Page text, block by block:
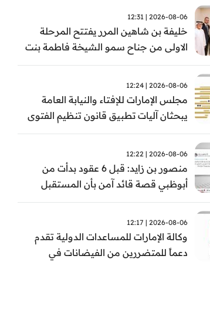
2026-08-06 | 12:31
خليفة بن شاهين المرر يفتتح المرحلة
الاولى من جناح سمو الشيخة فاطمة بنت
مبارك للجراحة النسائية والتوليد في
2026-08-06 | 12:24
مجلس الإمارات للإفتاء والنيابة العامة
يبحثان آليات تطبيق قانون تنظيم الفتوى
وضبط المخالفات
2026-08-06 | 12:22
منصور بن زايد: قبل 6 عقود بدأت من
أبوظبي قصة قائد آمن بأن المستقبل
يُصنع بالإرادة والعمل
2026-08-06 | 12:17
وكالة الإمارات للمساعدات الدولية تقدم
دعماً للمتضررين من الفيضانات في